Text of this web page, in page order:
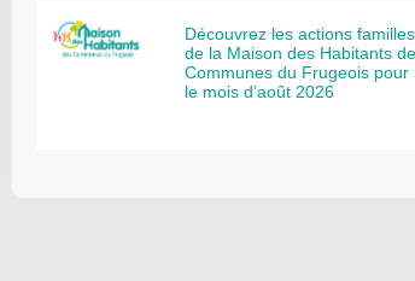
Découvrez les actions familles
de la Maison des Habitants
Communes du Frugeois pour
le mois d’août 2026